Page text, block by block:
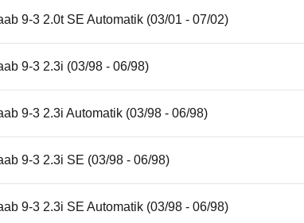
9-3 2.0t SE Automatik (03/01 - 07/02)
9-3 2.3i (03/98 - 06/98)
9-3 2.3i Automatik (03/98 - 06/98)
9-3 2.3i SE (03/98 - 06/98)
9-3 2.3i SE Automatik (03/98 - 06/98)